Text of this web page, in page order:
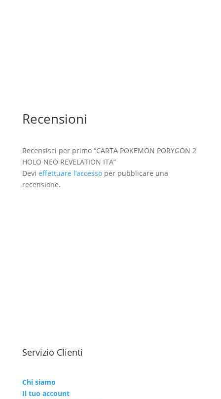
Recensioni
Recensisci per primo “CARTA POKEMON PORYGON 2
HOLO NEO REVELATION ITA”
Devi effettuare l’accessoper pubblicare una
recensione.
Servizio Clienti
Chi siamo
Il tuo account